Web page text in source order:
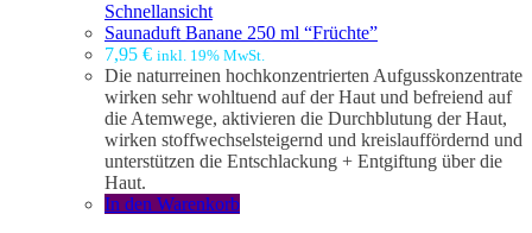
Schnellansicht
Saunaduft Banane 250 ml “Früchte”
7,95 € inkl. 19% MwSt.
Die naturreinen hochkonzentrierten Aufgusskonzentrate
wirken sehr wohltuend auf der Haut und befreiend auf
die Atemwege, aktivieren die Durchblutung der Haut,
wirken stoffwechselsteigernd und kreislauffördernd und
unterstützen die Entschlackung + Entgiftung über die
Haut.
In den Warenkorb